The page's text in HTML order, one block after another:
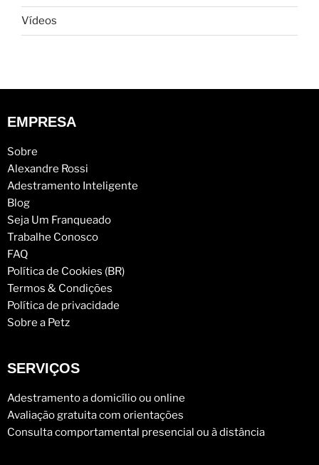
Vídeos
EMPRESA
Sobre
Alexandre Rossi
Adestramento Inteligente
Blog
Seja Um Franqueado
Trabalhe Conosco
FAQ
Política de Cookies (BR)
Termos & Condições
Política de privacidade
Sobre a Petz
SERVIÇOS
Adestramento a domicílio ou online
Avaliação gratuita com orientações
Consulta comportamental presencial ou à distância